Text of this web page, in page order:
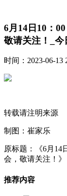
6月14日10：
敬请关注！_今
时间：2023-06-13
转载请注明来源
制图：崔家乐
原标题：《6月14
会，敬请关注！》
推荐内容